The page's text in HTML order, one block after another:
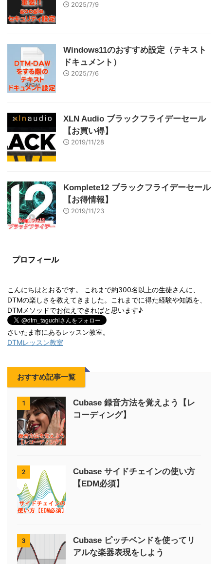
2025/7/9
Windows11のおすすめ設定（テキスト
ドキュメント）
2025/7/6
XLN Audio ブラックフライデーセール
【お買い得】
2019/11/28
Komplete12 ブラックフライデーセール
【お得情報】
2019/11/23
プロフィール
こんにちはとおるです。 これまで約300名以上の生徒さんに、
DTMの楽しさを教えてきました。これまでに得た経験や知識を、
DTMメソッドでお伝えできればと思います♪
さいたま市にあるレッスン教室。
DTMレッスン教室
おすすめ記事一覧
1
Cubase 録音方法を覚えよう【レ
コーディング】
2
Cubase サイドチェインの使い方
【EDM必須】
3
Cubase ピッチベンドを使ってリ
アルな楽器表現をしよう